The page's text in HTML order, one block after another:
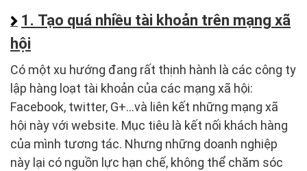
1. Tạo quá nhiều tài khoản trên mạng xã
hội
Có một xu hướng đang rất thịnh hành là các công ty
lập hàng loạt tài khoản của các mạng xã hội:
Facebook, twitter, G+…và liên kết những mạng xã
hội này với website. Mục tiêu là kết nối khách hàng
của mình tương tác. Nhưng những doanh nghiệp
này lại có nguồn lực hạn chế, không thể chăm sóc